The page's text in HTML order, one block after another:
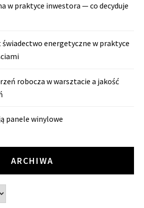
w praktyce inwestora — co decyduje
energetyczne w praktyce
robocza w warsztacie a jakość
panele winylowe
ARCHIWA